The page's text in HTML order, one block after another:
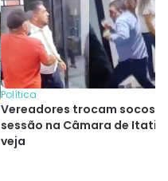
Política
Vereadores trocam socos
sessão na Câmara de
veja